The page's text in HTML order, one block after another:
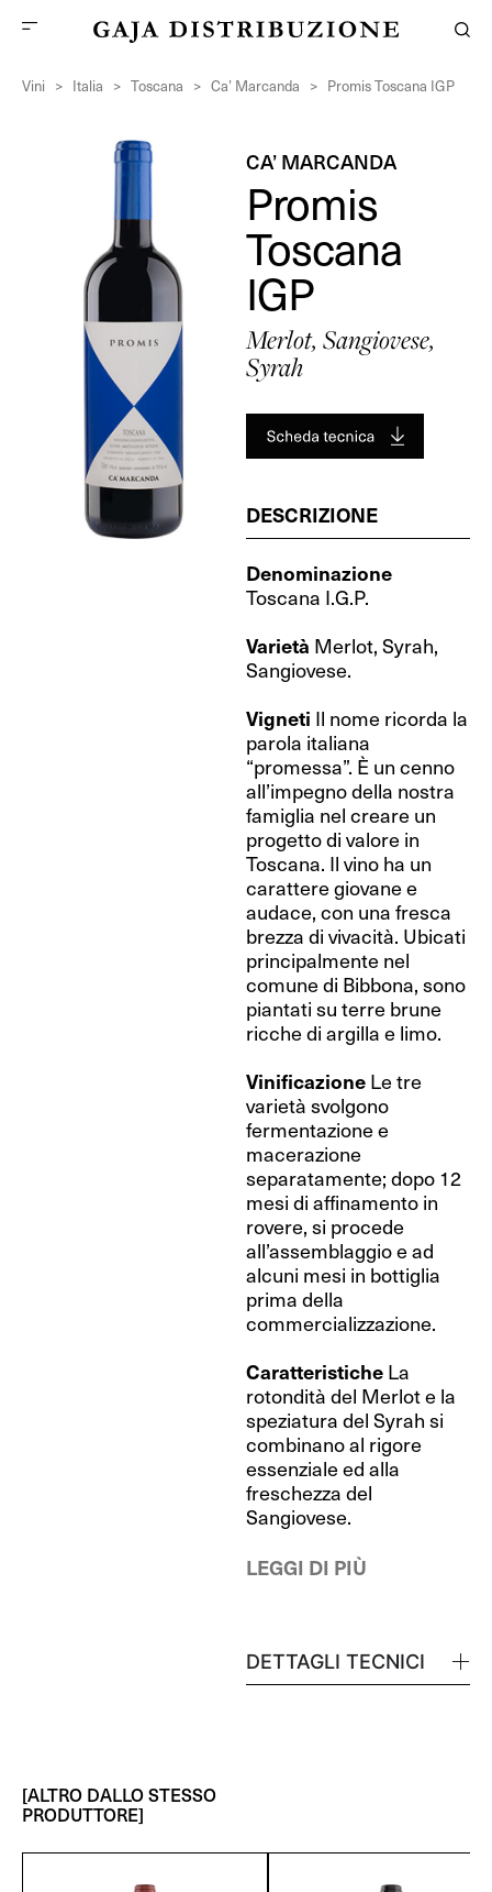
Vini > Italia > Toscana > Ca’ Marcanda > Promis Toscana IGP
CA’ MARCANDA
Promis
Toscana
IGP
Merlot, Sangiovese,
Syrah
DESCRIZIONE
Denominazione
Toscana I.G.P.
Varietà Merlot, Syrah,
Sangiovese.
Vigneti Il nome ricorda la
parola italiana
“promessa”. È un cenno
all’impegno della nostra
famiglia nel creare un
progetto di valore in
Toscana. Il vino ha un
carattere giovane e
audace, con una fresca
brezza di vivacità. Ubicati
principalmente nel
comune di Bibbona, sono
piantati su terre brune
ricche di argilla e limo.
Vinificazione Le tre
varietà svolgono
fermentazione e
macerazione
separatamente; dopo 12
mesi di affinamento in
rovere, si procede
all’assemblaggio e ad
alcuni mesi in bottiglia
prima della
commercializzazione.
Caratteristiche La
rotondità del Merlot e la
speziatura del Syrah si
combinano al rigore
essenziale ed alla
freschezza del
Sangiovese.
LEGGI DI PIÙ
DETTAGLI TECNICI
[ALTRO DALLO STESSO
PRODUTTORE]